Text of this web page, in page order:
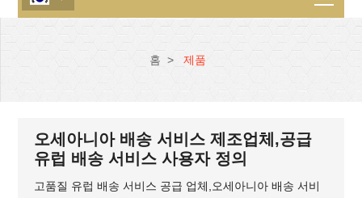
홈 > 제품
오세아니아 배송 서비스 제조업체,공급
유럽 배송 서비스 사용자 정의
고품질 유럽 배송 서비스 공급 업체,오세아니아 배송 서비